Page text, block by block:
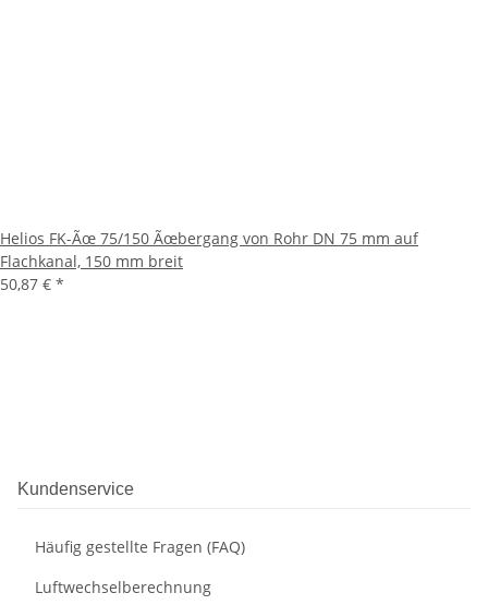
Helios FK-Ãœ 75/150 Ãœbergang von Rohr DN 75 mm auf
Flachkanal, 150 mm breit
50,87 € *
Kundenservice
Häufig gestellte Fragen (FAQ)
Luftwechselberechnung